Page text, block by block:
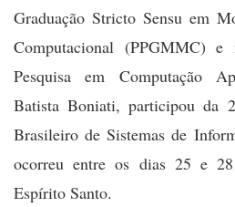
Graduação Stricto Sensu em
Computacional (PPGMMC)
Pesquisa em Computação
Batista Boniati, participou da
Brasileiro de Sistemas de
ocorreu entre os dias 25 e
Espírito Santo.